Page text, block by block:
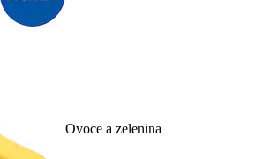
Ovoce a zelenina